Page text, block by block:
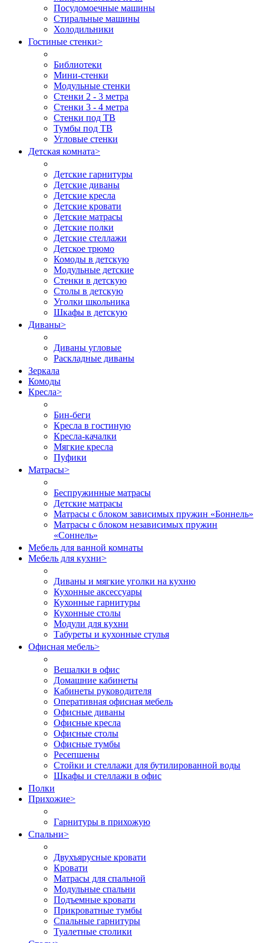
Посудомоечные машины
Стиральные машины
Холодильники
Гостиные стенки>
Библиотеки
Мини-стенки
Модульные стенки
Стенки 2 - 3 метра
Стенки 3 - 4 метра
Стенки под ТВ
Тумбы под ТВ
Угловые стенки
Детская комната>
Детские гарнитуры
Детские диваны
Детские кресла
Детские кровати
Детские матрасы
Детские полки
Детские стеллажи
Детское трюмо
Комоды в детскую
Модульные детские
Стенки в детскую
Столы в детскую
Уголки школьника
Шкафы в детскую
Диваны>
Диваны угловые
Раскладные диваны
Зеркала
Комоды
Кресла>
Бин-беги
Кресла в гостиную
Кресла-качалки
Мягкие кресла
Пуфики
Матрасы>
Беспружинные матрасы
Детские матрасы
Матрасы с блоком зависимых пружин «Боннель»
Матрасы с блоком независимых пружин
«Соннель»
Мебель для ванной комнаты
Мебель для кухни>
Диваны и мягкие уголки на кухню
Кухонные аксессуары
Кухонные гарнитуры
Кухонные столы
Модули для кухни
Табуреты и кухонные стулья
Офисная мебель>
Вешалки в офис
Домашние кабинеты
Кабинеты руководителя
Оперативная офисная мебель
Офисные диваны
Офисные кресла
Офисные столы
Офисные тумбы
Ресепшены
Стойки и стеллажи для бутилированной воды
Шкафы и стеллажи в офис
Полки
Прихожие>
Гарнитуры в прихожую
Спальни>
Двухъярусные кровати
Кровати
Матрасы для спальной
Модульные спальни
Подъемные кровати
Прикроватные тумбы
Спальные гарнитуры
Туалетные столики